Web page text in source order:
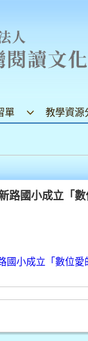
單 教學資源
路國小成立「
國小成立「數位